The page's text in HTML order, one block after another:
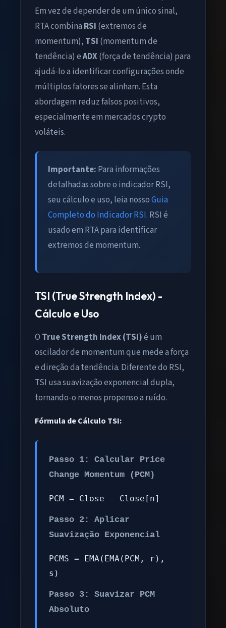
Em vez de depender de um único sinal,
RTA combina RSI (extremos de
momentum), TSI (momentum de
tendência) eADX(força de tendência) para
ajudá-lo a identificar configurações onde
múltiplos fatores se alinham. Esta
abordagem reduz falsos positivos,
especialmente em mercados crypto
voláteis.
Importante: Para informações
detalhadas sobre o indicador RSI,
seu cálculo e uso, leia nossoGuia
Completo do Indicador RSI. RSI é
usado em RTA para identificar
extremos de momentum.
TSI (True Strength Index) -
Cálculo e Uso
O True Strength Index (TSI)é um
oscilador de momentum que mede a força
e direção da tendência. Diferente do RSI,
TSI usa suavização exponencial dupla,
tornando-o menos propenso a ruído.
Fórmula de Cálculo TSI:
Passo 1: Calcular Price
Change Momentum (PCM)
PCM = Close - Close[n]
Passo 2: Aplicar
Suavização Exponencial
PCMS = EMA(EMA(PCM, r),
s)
Passo 3: Suavizar PCM
Absoluto